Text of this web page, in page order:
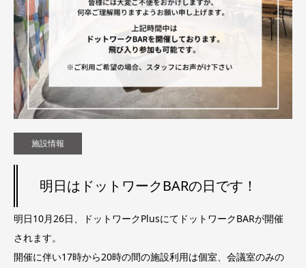
施設情報
明日はドットワークBARの日です！
明日10月26日、ドットワークPlusにてドットワークBARが開催
されます。
開催に伴い17時から20時の間の施設利用は個室、会議室のみの